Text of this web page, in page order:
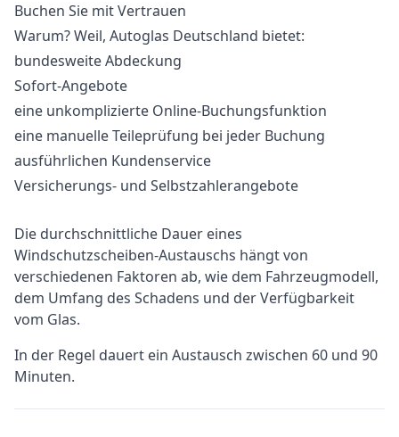
Buchen Sie mit Vertrauen
Warum? Weil, Autoglas Deutschland bietet:
bundesweite Abdeckung
Sofort-Angebote
eine unkomplizierte Online-Buchungsfunktion
eine manuelle Teileprüfung bei jeder Buchung
ausführlichen Kundenservice
Versicherungs- und Selbstzahlerangebote
Die durchschnittliche Dauer eines
Windschutzscheiben-Austauschs hängt von
verschiedenen Faktoren ab, wie dem Fahrzeugmodell,
dem Umfang des Schadens und der Verfügbarkeit
vom Glas.
In der Regel dauert ein Austausch zwischen 60 und 90
Minuten.